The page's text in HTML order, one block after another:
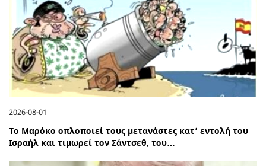
2026-08-01
Το Μαρόκο οπλοποιεί τους μετανάστες κατ’ εντολή του
Ισραήλ και τιμωρεί τον Σάντσεθ, του…